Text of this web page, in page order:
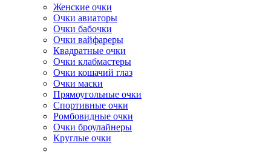
Женские очки
Очки авиаторы
Очки бабочки
Очки вайфареры
Квадратные очки
Очки клабмастеры
Очки кошачий глаз
Очки маски
Прямоугольные очки
Спортивные очки
Ромбовидные очки
Очки броулайнеры
Круглые очки